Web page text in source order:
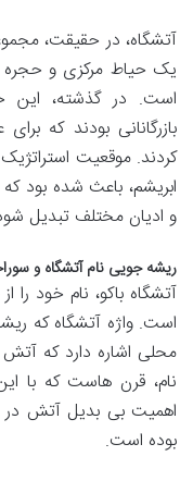
آتشگاه، در حقیقت،
یک حیاط مرکزی و
است. در گذشته، این
بازرگانانی بودند که
کردند. موقعیت
ابریشم، باعث شده بود
و ادیان مختلف تبدیل
ریشه جویی نام آتشگاه و
آتشگاه باکو، نام خود
است. واژه آتشگاه که
محلی اشاره دارد که
نام، قرن هاست که با
اهمیت بی بدیل آتش در
بوده است.